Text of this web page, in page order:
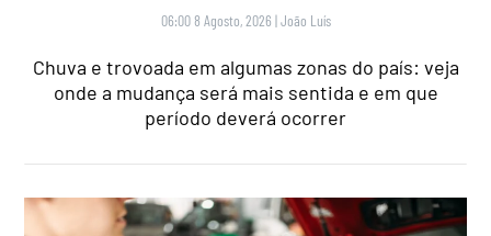
06:00 8 Agosto, 2026 |João Luís
Chuva e trovoada em algumas zonas do país: veja
onde a mudança será mais sentida e em que
período deverá ocorrer